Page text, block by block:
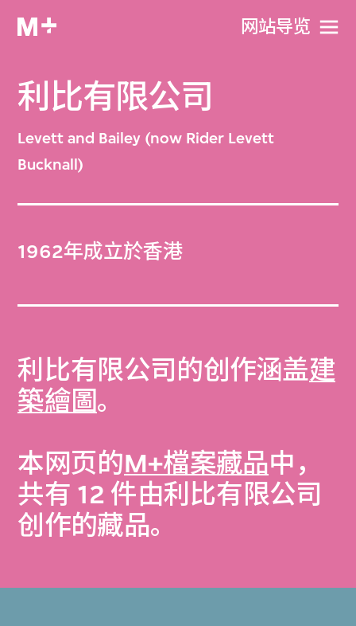
网站导览
利比有限公司
Levett and Bailey (now Rider Levett
Bucknall)
1962年成立於香港
利比有限公司的创作涵盖建
築繪圖。
本网页的M+檔案藏品中，
共有 12 件由利比有限公司
创作的藏品。